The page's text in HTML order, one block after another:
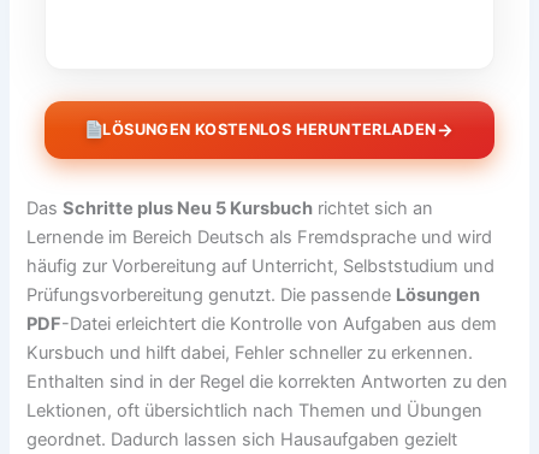
LÖSUNGEN KOSTENLOS HERUNTERLADEN→
DasSchritte plus Neu 5 Kursbuch richtet sich an
Lernende im Bereich Deutsch als Fremdsprache und wird
häufig zur Vorbereitung auf Unterricht, Selbststudium und
Prüfungsvorbereitung genutzt. Die passende Lösungen
PDF-Datei erleichtert die Kontrolle von Aufgaben aus dem
Kursbuch und hilft dabei, Fehler schneller zu erkennen.
Enthalten sind in der Regel die korrekten Antworten zu den
Lektionen, oft übersichtlich nach Themen und Übungen
geordnet. Dadurch lassen sich Hausaufgaben gezielt